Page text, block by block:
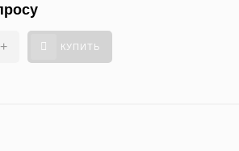
+ КУПИТЬ